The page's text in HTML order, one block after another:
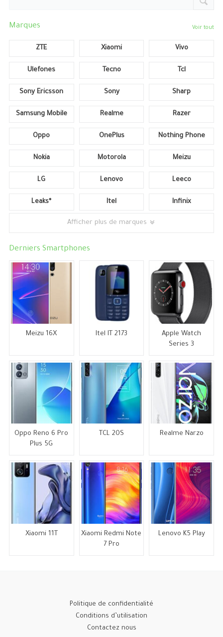
Marques Voir tout
ZTE Xiaomi Vivo
Ulefones Tecno Tcl
Sony Ericsson Sony Sharp
Samsung Mobile Realme Razer
Oppo OnePlus Nothing Phone
Nokia Motorola Meizu
LG Lenovo Leeco
Leaks* Itel Infinix
Afficher plus de marques
Derniers Smartphones
Meizu 16X Itel IT 2173
Apple Watch
Series 3
Oppo Reno 6 Pro
Plus 5G
TCL 20S Realme Narzo
Xiaomi 11T
Xiaomi Redmi Note
7 Pro
Lenovo K5 Play
Politique de confidentialité
Conditions d’utilisation
Contactez nous